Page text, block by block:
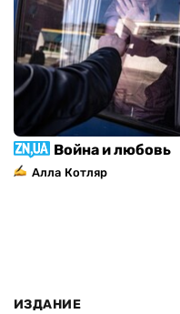
Война и любовь
Алла Котляр
ИЗДАНИЕ